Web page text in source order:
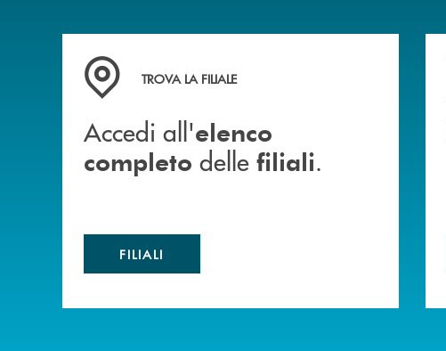
Accedi all' elenco completo delle filiali .
TROVA LA FILIALE
Accedi all'elenco
completo delle filiali.
FILIALI